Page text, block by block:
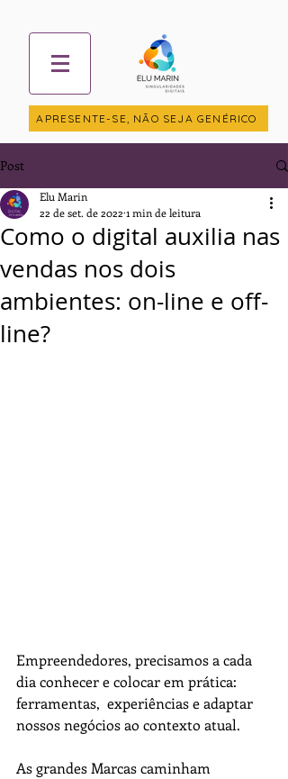
APRESENTE-SE, NÃO SEJA GENÉRICO
Post
Como o digital auxilia nas
vendas nos dois
ambientes: on-line e off-
line?
Elu Marin
22 de set. de 2022 1 min de leitura
Empreendedores, precisamos a cada
dia conhecer e colocar em prática:
ferramentas,  experiências e adaptar
nossos negócios ao contexto atual.
As grandes Marcas caminham